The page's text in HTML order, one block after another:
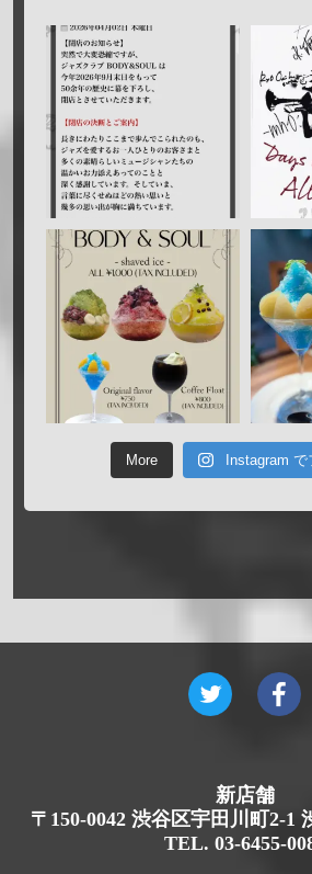
More Instagram
新店舗
〒150-0042 渋谷区宇田川町2-1
TEL. 03-6455-